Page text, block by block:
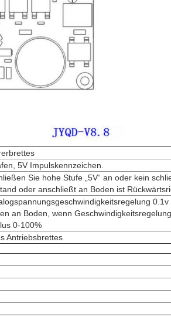
5V Impulskennzeichen.
Sie hohe Stufe „5V“ an oder kein
oder anschließt an Boden ist
0.1v
an Boden, wenn
0-100%
Antriebsbrettes